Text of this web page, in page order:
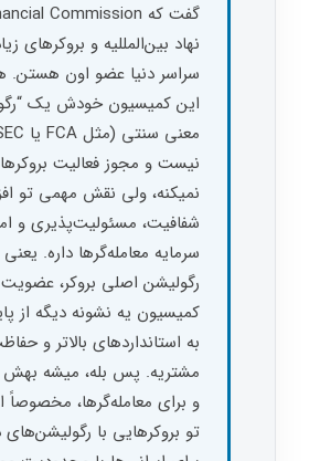
نهاد بین‌المللیه و بروکرهای
سراسر دنیا عضو اون هستن.
این کمیسیون خودش یک
نیست و مجوز فعالیت
نمیکنه، ولی نقش مهمی تو
شفافیت، مسئولیت‌پذیری و
سرمایه معامله‌گرها داره. یعنی
رگولیشن اصلی بروکر،
کمیسیون یه نشونه دیگه از
به استانداردهای بالاتر و
مشتریه. پس بله، میشه بهش
و برای معامله‌گرها، مخصوصاً
تو بروکرهایی با رگولیشن‌های